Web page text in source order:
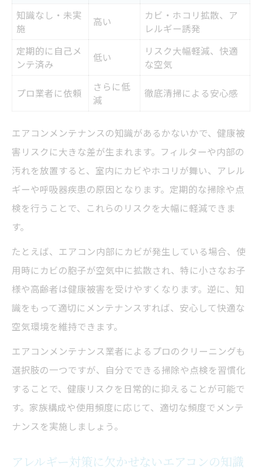
知識なし・未実
施
高い
カビ・ホコリ拡散、ア
レルギー誘発
定期的に自己メ
ンテ済み
低い
リスク大幅軽減、快適
な空気
プロ業者に依頼
さらに低
減
徹底清掃による安心感
エアコンメンテナンスの知識があるかないかで、健康被
害リスクに大きな差が生まれます。フィルターや内部の
汚れを放置すると、室内にカビやホコリが舞い、アレル
ギーや呼吸器疾患の原因となります。定期的な掃除や点
検を行うことで、これらのリスクを大幅に軽減できま
す。
たとえば、エアコン内部にカビが発生している場合、使
用時にカビの胞子が空気中に拡散され、特に小さなお子
様や高齢者は健康被害を受けやすくなります。逆に、知
識をもって適切にメンテナンスすれば、安心して快適な
空気環境を維持できます。
エアコンメンテナンス業者によるプロのクリーニングも
選択肢の一つですが、自分でできる掃除や点検を習慣化
することで、健康リスクを日常的に抑えることが可能で
す。家族構成や使用頻度に応じて、適切な頻度でメンテ
ナンスを実施しましょう。
アレルギー対策に欠かせないエアコンの知識